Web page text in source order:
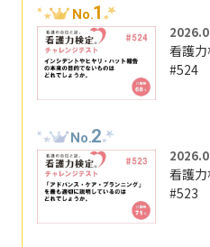
No.1
看護力
#524
No.2
看護力
#523